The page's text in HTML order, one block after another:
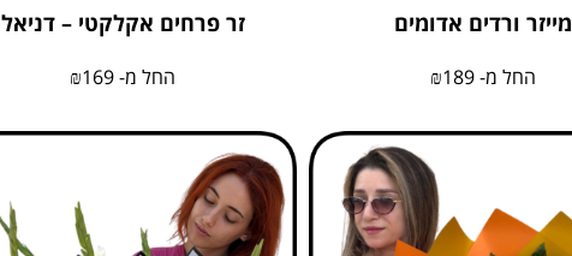
מייזר ורדים אדומים
החל מ- ₪189
זר פרחים אקלקטי – דניאל
החל מ- ₪169